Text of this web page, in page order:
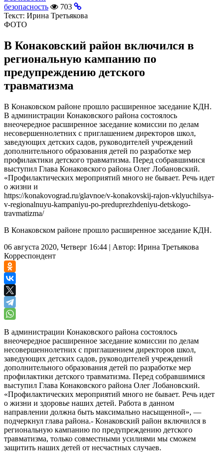
безопасность
703
Текст: Ирина Третьякова
ФОТО
В Конаковский район включился в
региональную кампанию по
предупреждению детского
травматизма
В Конаковском районе прошло расширенное заседание КДН.
В администрации Конаковского района состоялось
внеочередное расширенное заседание комиссии по делам
несовершеннолетних с приглашением директоров школ,
заведующих детских садов, руководителей учреждений
дополнительного образования детей по разработке мер
профилактики детского травматизма. Перед собравшимися
выступил Глава Конаковского района Олег Лобановский.
«Профилактических мероприятий много не бывает. Речь идет
о жизни и
https://konakovograd.ru/glavnoe/v-konakovskij-rajon-vklyuchilsya-
v-regionalnuyu-kampaniyu-po-preduprezhdeniyu-detskogo-
travmatizma/
В Конаковском районе прошло расширенное заседание КДН.
06 августа 2020, Четверг 16:44 | Автор: Ирина Третьякова
Корреспондент
В администрации Конаковского района состоялось
внеочередное расширенное заседание комиссии по делам
несовершеннолетних с приглашением директоров школ,
заведующих детских садов, руководителей учреждений
дополнительного образования детей по разработке мер
профилактики детского травматизма. Перед собравшимися
выступил Глава Конаковского района Олег Лобановский.
«Профилактических мероприятий много не бывает. Речь идет
о жизни и здоровье наших детей. Работа в данном
направлении должна быть максимально насыщенной», —
подчеркнул глава района.- Конаковский район включился в
региональную кампанию по предупреждению детского
травматизма, только совместными усилиями мы сможем
защитить наших детей от несчастных случаев.